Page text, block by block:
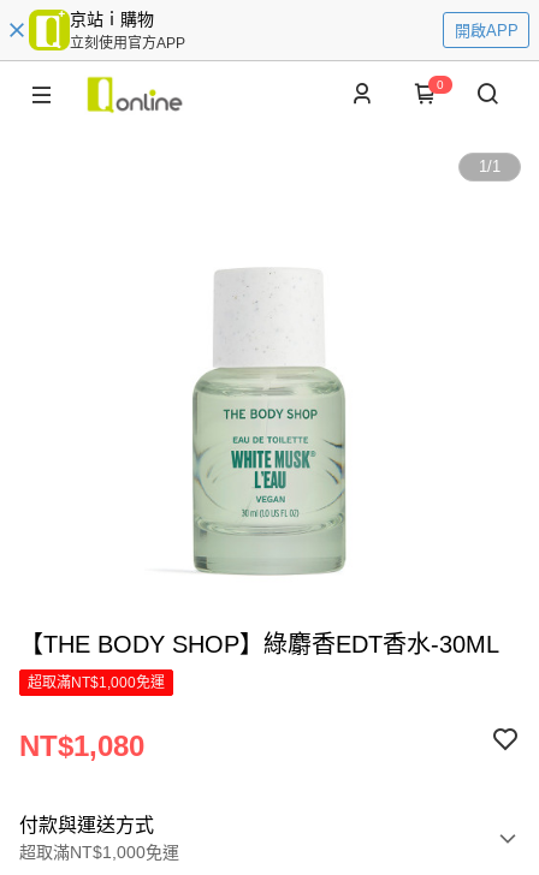
京站ｉ購物
立刻使用官方APP
開啟APP
0
1/1
【THE BODY SHOP】綠麝香EDT香水-30ML
超取滿NT$1,000免運
NT$1,080
付款與運送方式
超取滿NT$1,000免運